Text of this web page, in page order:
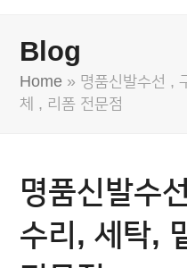
Blog
Home » 명품신발수선 ,
체 , 리폼 전문점
명품신발수
수리, 세탁,